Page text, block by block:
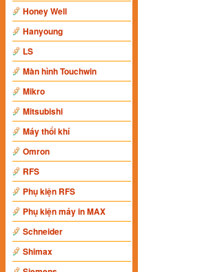
Honey Well
Hanyoung
LS
Màn hình Touchwin
Mikro
Mitsubishi
Máy thổi khí
Omron
RFS
Phụ kiện RFS
Phụ kiện máy in MAX
Schneider
Shimax